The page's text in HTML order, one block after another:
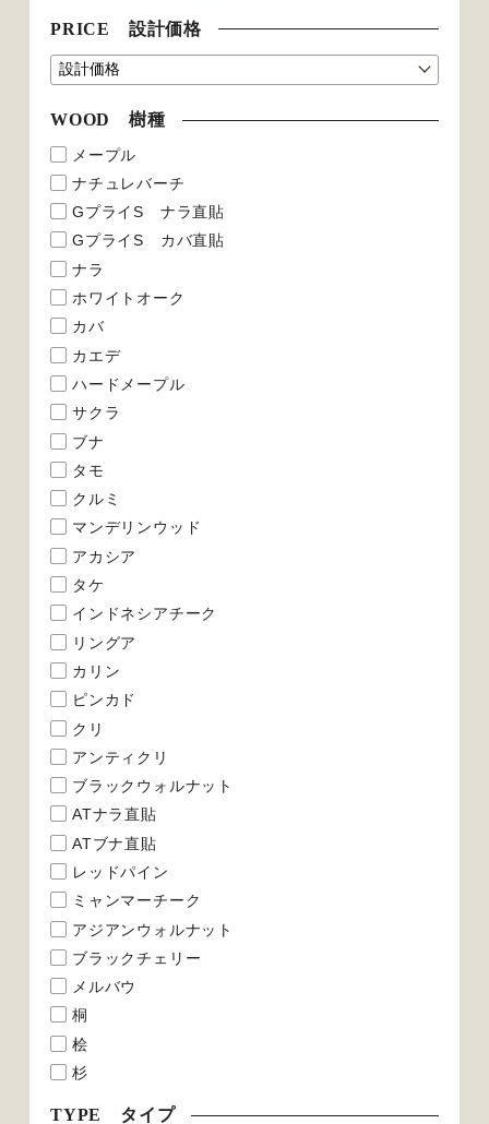
PRICE 設計価格
WOOD 樹種
メープル
ナチュレバーチ
GプライS ナラ直貼
GプライS カバ直貼
ナラ
ホワイトオーク
カバ
カエデ
ハードメープル
サクラ
ブナ
タモ
クルミ
マンデリンウッド
アカシア
タケ
インドネシアチーク
リングア
カリン
ピンカド
クリ
アンティクリ
ブラックウォルナット
ATナラ直貼
ATブナ直貼
レッドパイン
ミャンマーチーク
アジアンウォルナット
ブラックチェリー
メルバウ
桐
桧
杉
TYPE タイプ